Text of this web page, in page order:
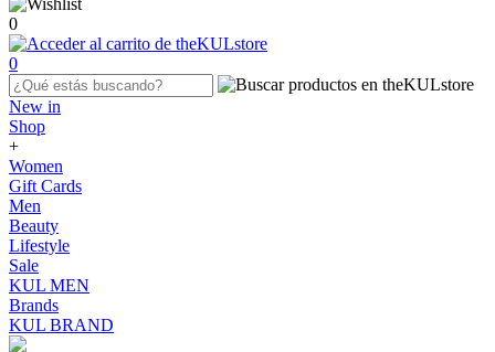
0
0
New in
Shop
+
Women
Gift Cards
Men
Beauty
Lifestyle
Sale
KUL MEN
Brands
KUL BRAND